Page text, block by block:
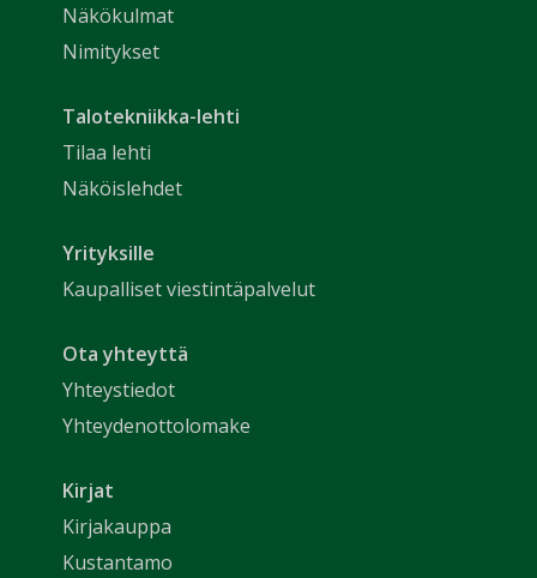
Näkökulmat
Nimitykset
Talotekniikka-lehti
Tilaa lehti
Näköislehdet
Yrityksille
Kaupalliset viestintäpalvelut
Ota yhteyttä
Yhteystiedot
Yhteydenottolomake
Kirjat
Kirjakauppa
Kustantamo